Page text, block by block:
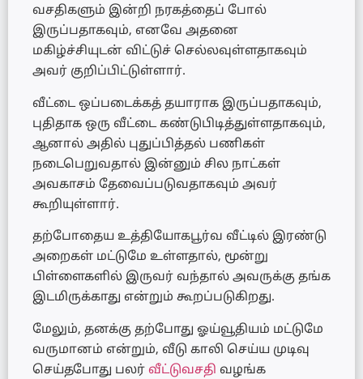
வசதிகளும் இன்றி நரகத்தைப் போல்
இருப்பதாகவும், எனவே அதனை
மகிழ்ச்சியுடன் விட்டுச் செல்லவுள்ளதாகவும்
அவர் குறிப்பிட்டுள்ளார்.
வீட்டை ஒப்படைக்கத் தயாராக இருப்பதாகவும்,
புதிதாக ஒரு வீட்டை கண்டுபிடித்துள்ளதாகவும்,
ஆனால் அதில் புதுப்பித்தல் பணிகள்
நடைபெறுவதால் இன்னும் சில நாட்கள்
அவகாசம் தேவைப்படுவதாகவும் அவர்
கூறியுள்ளார்.
தற்போதைய உத்தியோகபூர்வ வீட்டில் இரண்டு
அறைகள் மட்டுமே உள்ளதால், மூன்று
பிள்ளைகளில் இருவர் வந்தால் அவருக்கு தங்க
இடமிருக்காது என்றும் கூறப்படுகிறது.
மேலும், தனக்கு தற்போது ஓய்வூதியம் மட்டுமே
வருமானம் என்றும், வீடு காலி செய்ய முடிவு
செய்தபோது பலர் வீட்டுவசதி வழங்க